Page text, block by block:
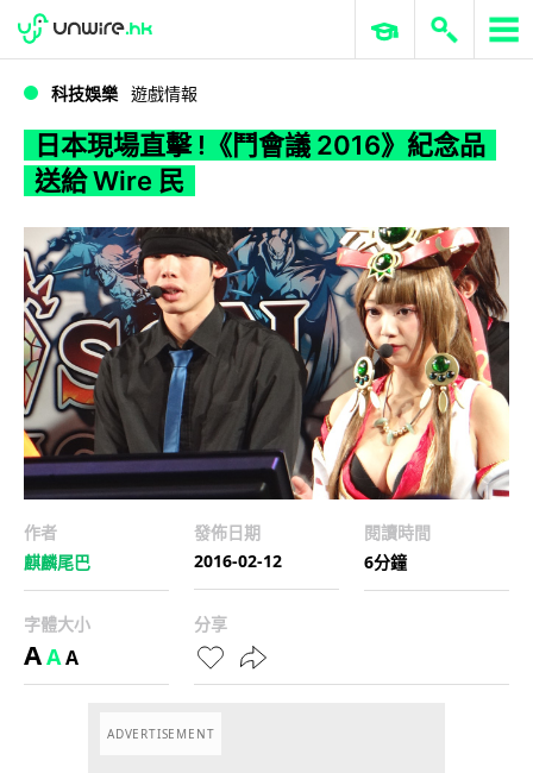
WWDC 2026 ERP 與商業 AI
科技娛樂 遊戲情報
日本現場直擊 !《鬥會議 2016》紀念品
送給 Wire 民
作者
麒麟尾巴
發佈日期
2016-02-12
閱讀時間
6分鐘
字體大小
AAA
分享
ADVERTISEMENT